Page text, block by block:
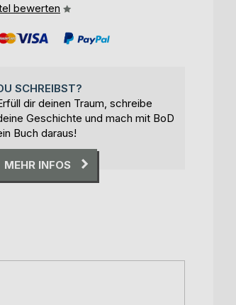
bewerten
SCHREIBST?
dir deinen Traum, schreibe
Geschichte und mach mit BoD
Buch daraus!
MEHR INFOS